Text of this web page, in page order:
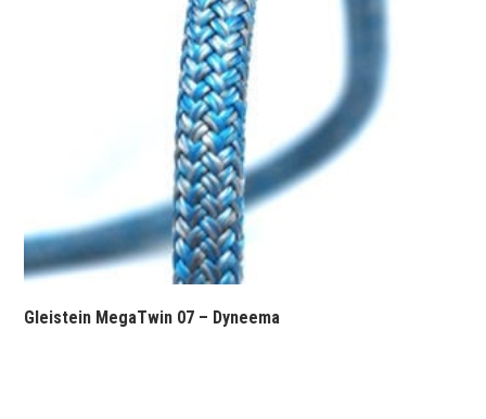
Gleistein MegaTwin 07 – Dyneema